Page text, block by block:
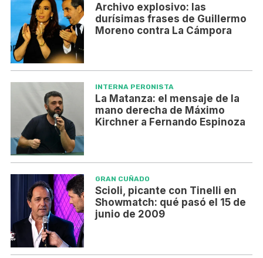
Archivo explosivo: las
durísimas frases de Guillermo
Moreno contra La Cámpora
INTERNA PERONISTA
La Matanza: el mensaje de la
mano derecha de Máximo
Kirchner a Fernando Espinoza
GRAN CUÑADO
Scioli, picante con Tinelli en
Showmatch: qué pasó el 15 de
junio de 2009